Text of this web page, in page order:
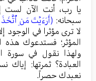
يا رب، أنت الآن لست
سبحانه: (أَرَءَيۡتَ مَنِ ٱتَّخَذَ
لا ترى مؤثرا في الوجود
المؤثر؛ فستدعوك هذه
ولهذا نقول في سورة
العبادة؟ ثمرتها:
نعبدك حصراً.